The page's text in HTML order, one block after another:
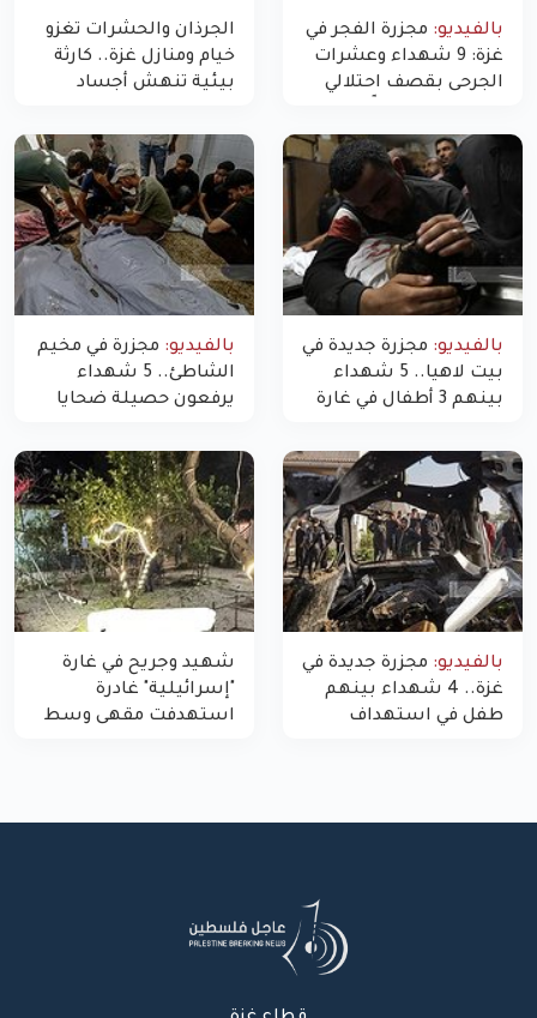
بالفيديو: مجزرة الفجر في
غزة: 9 شهداء وعشرات
الجرحى بقصف احتلالي
الجرذان والحشرات تغزو
خيام ومنازل غزة.. كارثة
بيئية تنهش أجساد
بالفيديو: مجزرة جديدة في
بيت لاهيا.. 5 شهداء
بينهم 3 أطفال في غارة
غزة
بالفيديو: مجزرة في مخيم
الشاطئ.. 5 شهداء
يرفعون حصيلة ضحايا
بالفيديو: مجزرة جديدة في
غزة.. 4 شهداء بينهم
طفل في استهداف
شهيد وجريح في غارة
"إسرائيلية" غادرة
استهدفت مقهى وسط